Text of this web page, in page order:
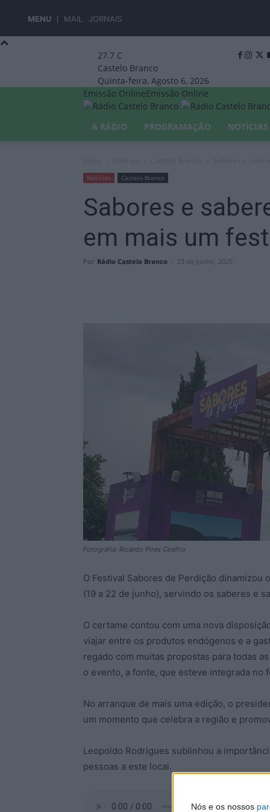
MENU MAIL JORNAIS
Nós e os nossos
27.7 C
Castelo Branco
Quinta-feira, Agosto 6, 2026
Emissão OnlineEmissão Online
A RÁDIO
PROGRAMAÇÃO NOTÍCIAS
Notícias Castelo Branco
Sabores e
em mais um
Por Rádio Castelo Branco - 23 de Junho, 2025
Fotografia: Ricardo Pires Coelho
O Festival Sabores de Perdição
(19 a 22 de junho), servindo os saberes e
O certame contou com uma nova
viajar entre os produtos endógenos e a
regado com muitas propostas para todas
o evento, a fonte, que esteve integrada no
No arranque de mais uma edição, o
um momento que celebra a região e
Leopoldo Rodrigues sublinhou a
pessoas a este local.